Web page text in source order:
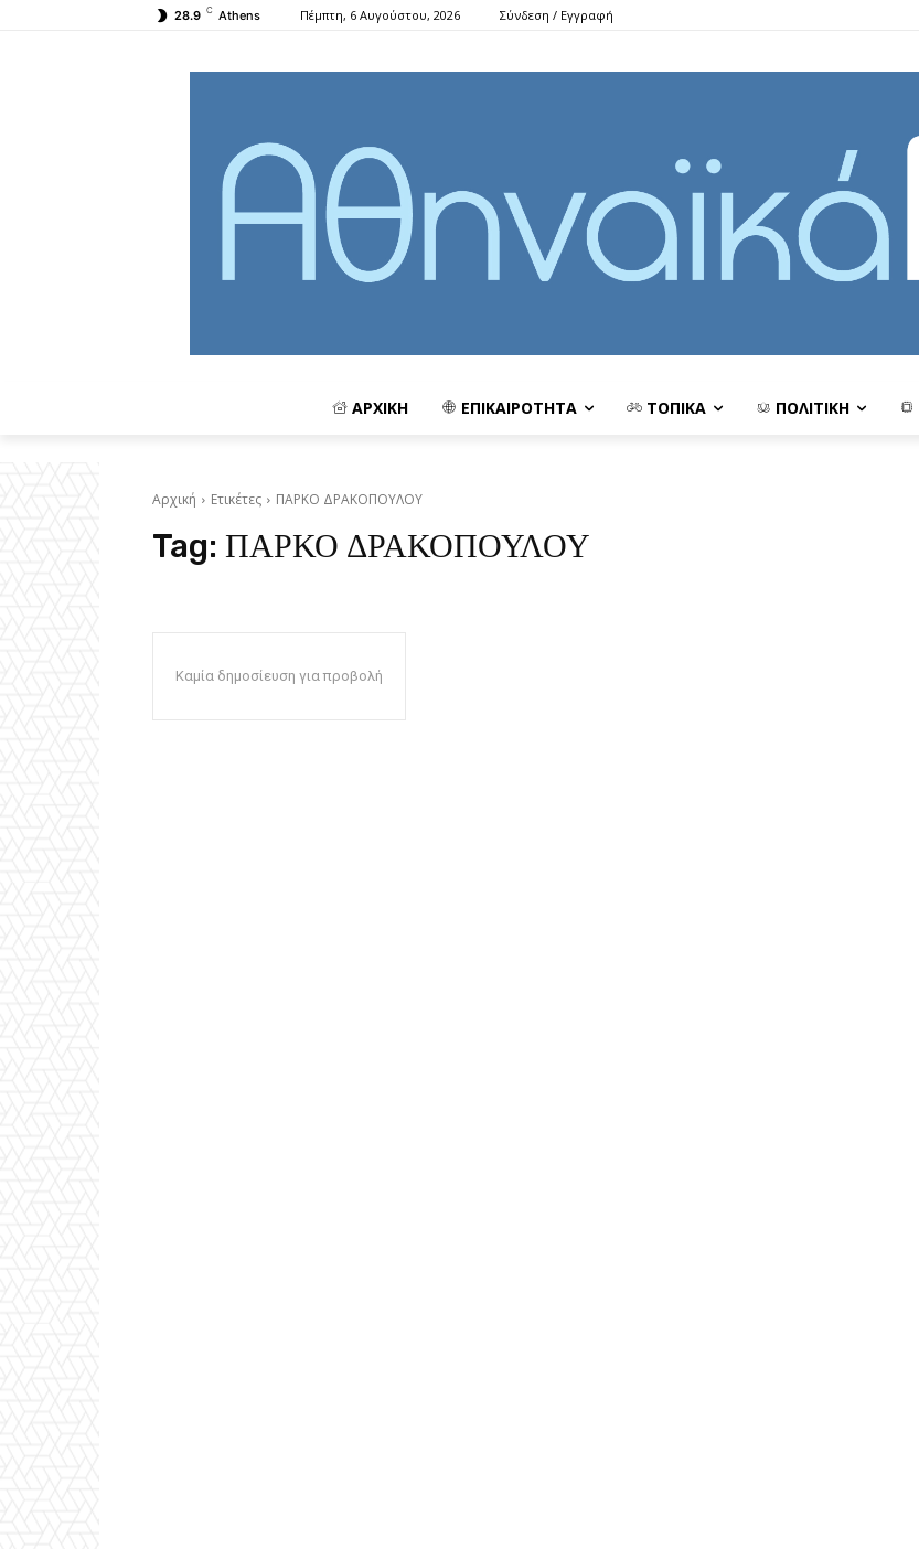
28.9 C Athens Πέμπτη, 6 Αυγούστου, 2026 Σύνδεση / Εγγραφή
ΑΡΧΙΚΗ ΕΠΙΚΑΙΡΟΤΗΤΑ ΤΟΠΙΚΑ ΠΟΛΙΤΙΚΗ
Αρχική Ετικέτες ΠΑΡΚΟ ΔΡΑΚΟΠΟΥΛΟΥ
Tag: ΠΑΡΚΟ ΔΡΑΚΟΠΟΥΛΟΥ
Καμία δημοσίευση για προβολή